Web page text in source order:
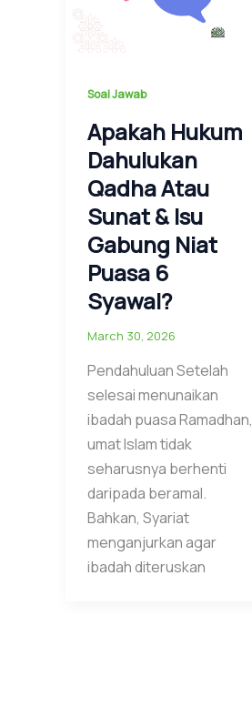
Soal Jawab
Apakah Hukum
Dahulukan
Qadha Atau
Sunat & Isu
Gabung Niat
Puasa 6
Syawal?
March 30, 2026
Pendahuluan Setelah
selesai menunaikan
ibadah puasa Ramadhan,
umat Islam tidak
seharusnya berhenti
daripada beramal.
Bahkan, Syariat
menganjurkan agar
ibadah diteruskan